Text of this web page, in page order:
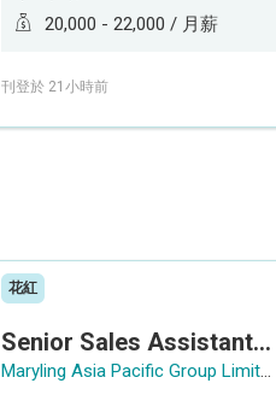
20,000 - 22,000 / 月薪
刊登於 21小時前
花紅
Senior Sales Assistant 資深銷售員 / Sales Assistant 銷售員
Maryling Asia Pacific Group Limited